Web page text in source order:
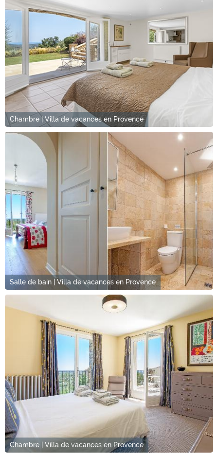
Chambre | Villa de vacances en Provence
Salle de bain | Villa de vacances en Provence
Chambre | Villa de vacances en Provence